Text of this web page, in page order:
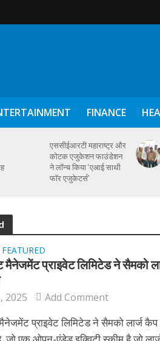
FINANCE
एससीईआरटी महाराष्ट्र और
कोटक एजुकेशन फाउंडेशन
ने लॉन्च किया ‘एआई साथी
फॉर एजुकेटर्स’
FEATURED
मैनेजमेंट प्राइवेट लिमिटेड ने सैमको
2025 Add Comment
प्राइवेट लिमिटेड ने सैमको लार्ज